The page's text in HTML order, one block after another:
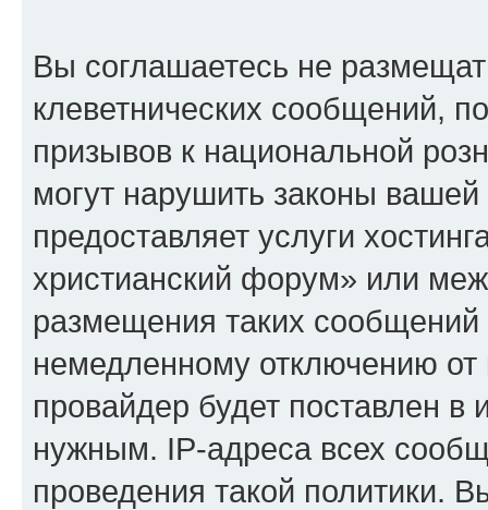
Вы соглашаетесь не
клеветнических сообщений,
призывов к национальной
могут нарушить законы
предоставляет услуги
христианский форум» или
размещения таких
немедленному отключению
провайдер будет поставлен в
нужным. IP-адреса всех
проведения такой политики.